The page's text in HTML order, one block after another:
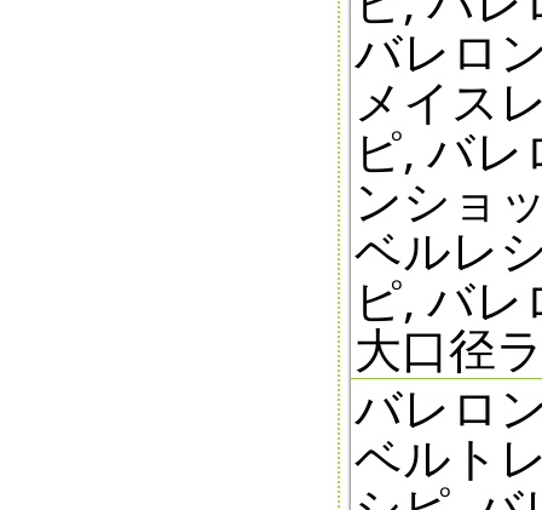
バレロ
メイス
ピ, バ
ンショ
ベルレ
ピ, バ
大口径
バレロ
ベルト